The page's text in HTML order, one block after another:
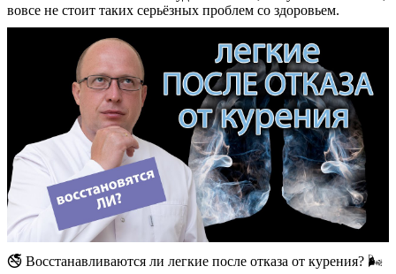
вовсе не стоит таких серьёзных проблем со здоровьем.
🚭 Восстанавливаются ли легкие после отказа от курения? 🌬️